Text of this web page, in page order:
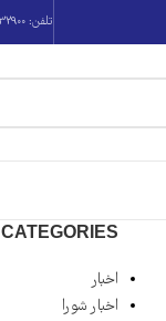
تلفن: 33332900 – 33332744 – 33332642 (061)
CATEGORIES
اخبار
اخبار شورا